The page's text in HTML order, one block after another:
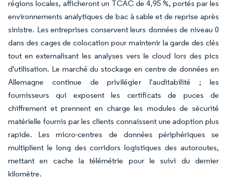
régions locales, afficheront un TCAC de 4,95 %, portés par les
environnements analytiques de bac à sable et de reprise après
sinistre. Les entreprises conservent leurs données de niveau 0
dans des cages de colocation pour maintenir la garde des clés
tout en externalisant les analyses vers le cloud lors des pics
d'utilisation. Le marché du stockage en centre de données en
Allemagne continue de privilégier l'auditabilité ; les
fournisseurs qui exposent les certificats de puces de
chiffrement et prennent en charge les modules de sécurité
matérielle fournis par les clients connaissent une adoption plus
rapide. Les micro-centres de données périphériques se
multiplient le long des corridors logistiques des autoroutes,
mettant en cache la télémétrie pour le suivi du dernier
kilomètre.